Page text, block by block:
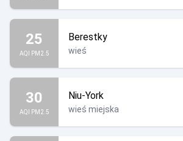
25
AQI PM2.5
Berestky
wieś
30
AQI PM2.5
Niu-York
wieś miejska